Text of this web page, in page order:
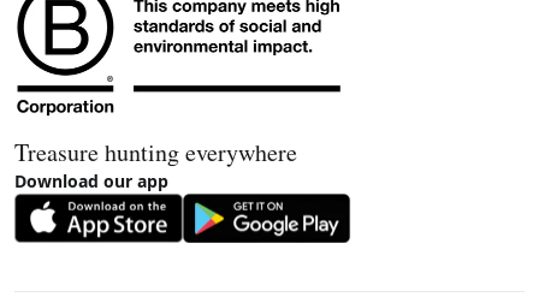
Treasure hunting everywhere
Download our app